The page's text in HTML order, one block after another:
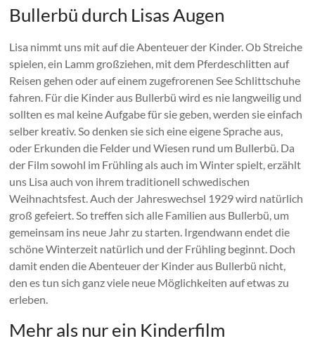
Bullerbü durch Lisas Augen
Lisa nimmt uns mit auf die Abenteuer der Kinder. Ob Streiche
spielen, ein Lamm großziehen, mit dem Pferdeschlitten auf
Reisen gehen oder auf einem zugefrorenen See Schlittschuhe
fahren. Für die Kinder aus Bullerbü wird es nie langweilig und
sollten es mal keine Aufgabe für sie geben, werden sie einfach
selber kreativ. So denken sie sich eine eigene Sprache aus,
oder Erkunden die Felder und Wiesen rund um Bullerbü. Da
der Film sowohl im Frühling als auch im Winter spielt, erzählt
uns Lisa auch von ihrem traditionell schwedischen
Weihnachtsfest. Auch der Jahreswechsel 1929 wird natürlich
groß gefeiert. So treffen sich alle Familien aus Bullerbü, um
gemeinsam ins neue Jahr zu starten. Irgendwann endet die
schöne Winterzeit natürlich und der Frühling beginnt. Doch
damit enden die Abenteuer der Kinder aus Bullerbü nicht,
den es tun sich ganz viele neue Möglichkeiten auf etwas zu
erleben.
Mehr als nur ein Kinderfilm